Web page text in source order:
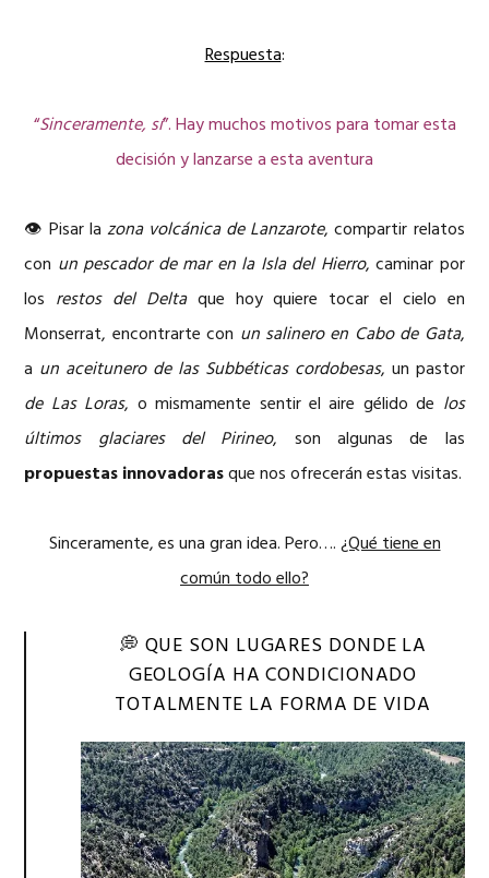
Respuesta:
“Sinceramente, sí”. Hay muchos motivos para tomar esta
decisión y lanzarse a esta aventura
👁 Pisar la zona volcánica de Lanzarote, compartir relatos
con un pescador de mar en la Isla del Hierro, caminar por
los restos del Deltaque hoy quiere tocar el cielo en
Monserrat, encontrarte con un salinero en Cabo de Gata,
a un aceitunero de las Subbéticas cordobesas, un pastor
de Las Loras, o mismamente sentir el aire gélido de los
últimos glaciares del Pirineo, son algunas de las
propuestas innovadorasque nos ofrecerán estas visitas.
Sinceramente, es una gran idea. Pero….¿Qué tiene en
común todo ello?
💭 QUE SON LUGARES DONDE LA
GEOLOGÍA HA CONDICIONADO
TOTALMENTE LA FORMA DE VIDA